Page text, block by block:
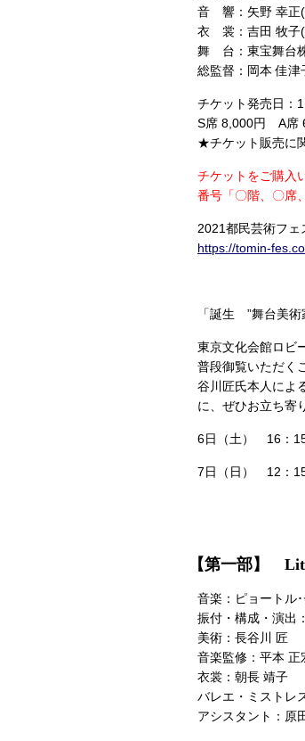
音 響：矢野 幸正(
衣 裳：吉田 牧子(
舞 台：東宝舞台
総監督：岡本 佳津
チケット発売日：
S席 8,000円 A席
★チケット販売に
チケットをご購入
番号「〇階、〇席
2021都民芸術フェ
https://tomin-
「誕生 ”舞台美
東京文化会館ロビ
普段御覧いただく
谷川匠氏本人によ
に、ぜひお立ち寄
6日（土） 16：
7日（日） 12：
【第一部】
音楽：ピョートル
振付・構成・演出
美術：長谷川 匠
音楽監修：平本 正
衣裳：朝長 靖子
バレエ・ミストレ
アシスタント：原